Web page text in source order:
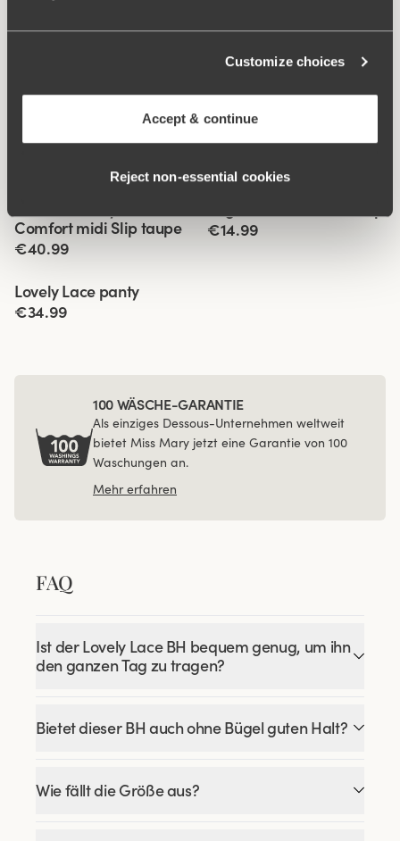
Customize choices
Accept & continue
Reject non‑essential cookies
Ähnliche Produkte
Comfort midi Slip taupe
€40.99
€14.99
4 für 3 Neue Farbe
Lovely Lace panty
€34.99
100 WÄSCHE-GARANTIE
Als einziges Dessous-Unternehmen weltweit
bietet Miss Mary jetzt eine Garantie von 100
Waschungen an.
Mehr erfahren
FAQ
Ist der Lovely Lace BH bequem genug, um ihn
den ganzen Tag zu tragen?
Bietet dieser BH auch ohne Bügel guten Halt?
Wie fällt die Größe aus?